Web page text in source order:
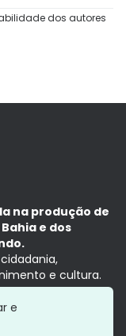
dos autores
na produção de
e dos
e cultura.
presente,
e